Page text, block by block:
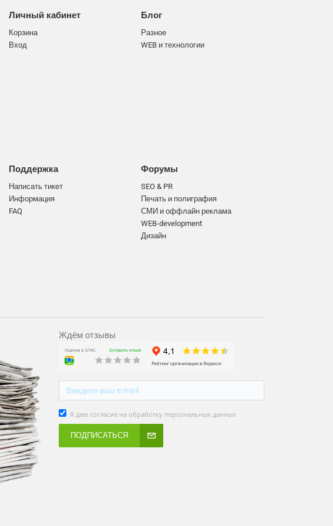
Личный кабинет
Корзина
Вход
Поддержка
Написать тикет
Информация
FAQ
Блог
Разное
WEB и технологии
Форумы
SEO & PR
Печать и полиграфия
СМИ и оффлайн реклама
WEB-development
Дизайн
Ждём отзывы
Я даю согласие на обработку персональных данных
ПОДПИСАТЬСЯ